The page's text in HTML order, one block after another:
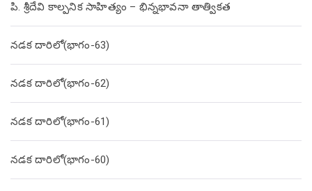
పి. శ్రీదేవి కాల్పనిక సాహిత్యం – భిన్నభావనా తాత్వికత
నడక దారిలో(భాగం-63)
నడక దారిలో(భాగం-62)
నడక దారిలో(భాగం-61)
నడక దారిలో(భాగం-60)